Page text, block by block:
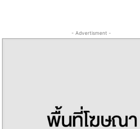
- Advertisment -